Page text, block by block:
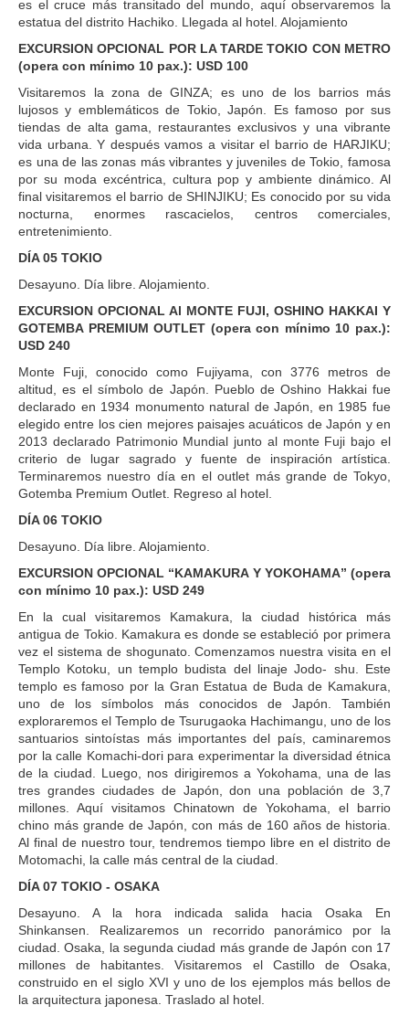
es el cruce más transitado del mundo, aquí observaremos la
estatua del distrito Hachiko. Llegada al hotel. Alojamiento
EXCURSION OPCIONAL POR LA TARDE TOKIO CON METRO
(opera con mínimo 10 pax.): USD 100
Visitaremos la zona de GINZA; es uno de los barrios más
lujosos y emblemáticos de Tokio, Japón. Es famoso por sus
tiendas de alta gama, restaurantes exclusivos y una vibrante
vida urbana. Y después vamos a visitar el barrio de HARJIKU;
es una de las zonas más vibrantes y juveniles de Tokio, famosa
por su moda excéntrica, cultura pop y ambiente dinámico. Al
final visitaremos el barrio de SHINJIKU; Es conocido por su vida
nocturna, enormes rascacielos, centros comerciales,
entretenimiento.
DÍA 05 TOKIO
Desayuno. Día libre. Alojamiento.
EXCURSION OPCIONAL Al MONTE FUJI, OSHINO HAKKAI Y
GOTEMBA PREMIUM OUTLET (opera con mínimo 10 pax.):
USD 240
Monte Fuji, conocido como Fujiyama, con 3776 metros de
altitud, es el símbolo de Japón. Pueblo de Oshino Hakkai fue
declarado en 1934 monumento natural de Japón, en 1985 fue
elegido entre los cien mejores paisajes acuáticos de Japón y en
2013 declarado Patrimonio Mundial junto al monte Fuji bajo el
criterio de lugar sagrado y fuente de inspiración artística.
Terminaremos nuestro día en el outlet más grande de Tokyo,
Gotemba Premium Outlet. Regreso al hotel.
DÍA 06 TOKIO
Desayuno. Día libre. Alojamiento.
EXCURSION OPCIONAL “KAMAKURA Y YOKOHAMA” (opera
con mínimo 10 pax.): USD 249
En la cual visitaremos Kamakura, la ciudad histórica más
antigua de Tokio. Kamakura es donde se estableció por primera
vez el sistema de shogunato. Comenzamos nuestra visita en el
Templo Kotoku, un templo budista del linaje Jodo- shu. Este
templo es famoso por la Gran Estatua de Buda de Kamakura,
uno de los símbolos más conocidos de Japón. También
exploraremos el Templo de Tsurugaoka Hachimangu, uno de los
santuarios sintoístas más importantes del país, caminaremos
por la calle Komachi-dori para experimentar la diversidad étnica
de la ciudad. Luego, nos dirigiremos a Yokohama, una de las
tres grandes ciudades de Japón, don una población de 3,7
millones. Aquí visitamos Chinatown de Yokohama, el barrio
chino más grande de Japón, con más de 160 años de historia.
Al final de nuestro tour, tendremos tiempo libre en el distrito de
Motomachi, la calle más central de la ciudad.
DÍA 07 TOKIO - OSAKA
Desayuno. A la hora indicada salida hacia Osaka En
Shinkansen. Realizaremos un recorrido panorámico por la
ciudad. Osaka, la segunda ciudad más grande de Japón con 17
millones de habitantes. Visitaremos el Castillo de Osaka,
construido en el siglo XVI y uno de los ejemplos más bellos de
la arquitectura japonesa. Traslado al hotel.